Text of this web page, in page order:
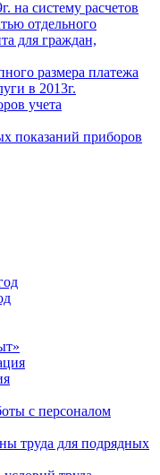
на систему расчетов
отдельного
для граждан,
размера платежа
в 2013г.
учета
показаний приборов
с персоналом
труда для подрядных